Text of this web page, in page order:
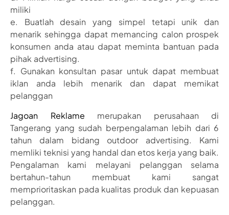
miliki
e. Buatlah desain yang simpel tetapi unik dan
menarik sehingga dapat memancing calon prospek
konsumen anda atau dapat meminta bantuan pada
pihak advertising.
f. Gunakan konsultan pasar untuk dapat membuat
iklan anda lebih menarik dan dapat memikat
pelanggan
Jagoan Reklame merupakan perusahaan di
Tangerang yang sudah berpengalaman lebih dari 6
tahun dalam bidang outdoor advertising. Kami
memliki teknisi yang handal dan etos kerja yang baik.
Pengalaman kami melayani pelanggan selama
bertahun-tahun membuat kami sangat
memprioritaskan pada kualitas produk dan kepuasan
pelanggan.